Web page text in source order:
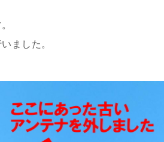
ました。